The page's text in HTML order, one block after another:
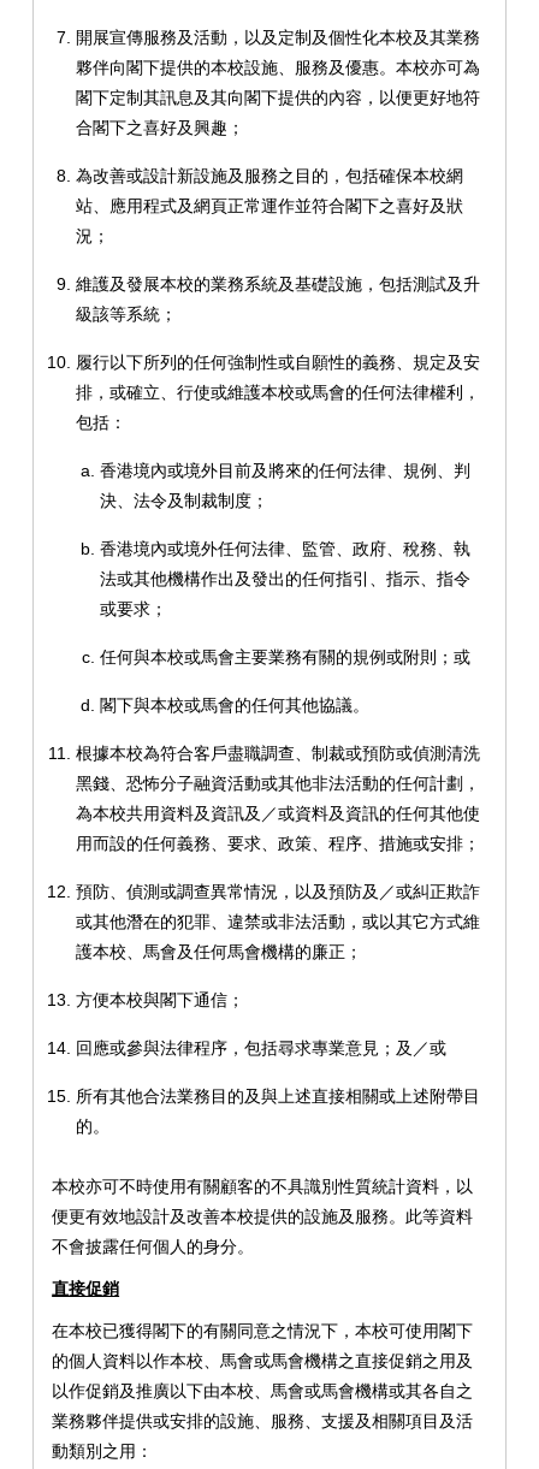
開展宣傳服務及活動，以及定制及個性化本校及其業務
夥伴向閣下提供的本校設施、服務及優惠。本校亦可為
閣下定制其訊息及其向閣下提供的內容，以便更好地符
合閣下之喜好及興趣；
為改善或設計新設施及服務之目的，包括確保本校網
站、應用程式及網頁正常運作並符合閣下之喜好及狀
況；
維護及發展本校的業務系統及基礎設施，包括測試及升
級該等系統；
履行以下所列的任何強制性或自願性的義務、規定及安
排，或確立、行使或維護本校或馬會的任何法律權利，
包括：
香港境內或境外目前及將來的任何法律、規例、判
決、法令及制裁制度；
香港境內或境外任何法律、監管、政府、稅務、執
法或其他機構作出及發出的任何指引、指示、指令
或要求；
任何與本校或馬會主要業務有關的規例或附則；或
閣下與本校或馬會的任何其他協議。
根據本校為符合客戶盡職調查、制裁或預防或偵測清洗
黑錢、恐怖分子融資活動或其他非法活動的任何計劃，
為本校共用資料及資訊及／或資料及資訊的任何其他使
用而設的任何義務、要求、政策、程序、措施或安排；
預防、偵測或調查異常情況，以及預防及／或糾正欺詐
或其他潛在的犯罪、違禁或非法活動，或以其它方式維
護本校、馬會及任何馬會機構的廉正；
方便本校與閣下通信；
回應或參與法律程序，包括尋求專業意見；及／或
所有其他合法業務目的及與上述直接相關或上述附帶目
的。
本校亦可不時使用有關顧客的不具識別性質統計資料，以
便更有效地設計及改善本校提供的設施及服務。此等資料
不會披露任何個人的身分。
直接促銷
在本校已獲得閣下的有關同意之情況下，本校可使用閣下
的個人資料以作本校、馬會或馬會機構之直接促銷之用及
以作促銷及推廣以下由本校、馬會或馬會機構或其各自之
業務夥伴提供或安排的設施、服務、支援及相關項目及活
動類別之用：